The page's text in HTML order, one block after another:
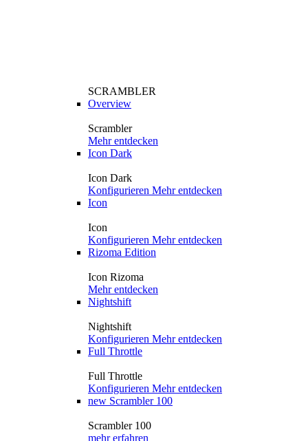
SCRAMBLER
Overview
Scrambler
Mehr entdecken
Icon Dark
Icon Dark
Konfigurieren Mehr entdecken
Icon
Icon
Konfigurieren Mehr entdecken
Rizoma Edition
Icon Rizoma
Mehr entdecken
Nightshift
Nightshift
Konfigurieren Mehr entdecken
Full Throttle
Full Throttle
Konfigurieren Mehr entdecken
new Scrambler 100
Scrambler 100
mehr erfahren